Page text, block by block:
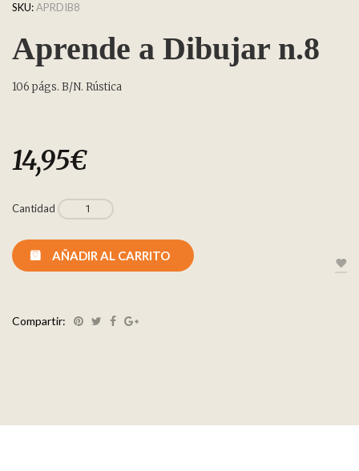
SKU:APRDIB8
Aprende a Dibujar n.8
106 págs. B/N. Rústica
14,95€
Cantidad
AÑADIR AL CARRITO
Compartir: